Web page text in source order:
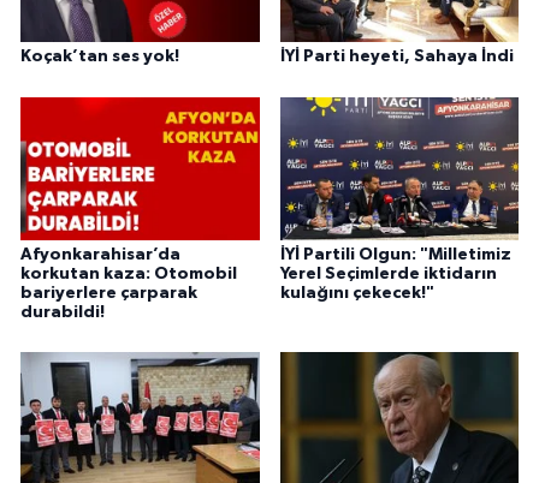
Koçak’tan ses yok! İYİ Parti heyeti, Sahaya İndi
Afyonkarahisar’da
korkutan kaza: Otomobil
bariyerlere çarparak
durabildi!
İYİ Partili Olgun: "Milletimiz
Yerel Seçimlerde iktidarın
kulağını çekecek!"